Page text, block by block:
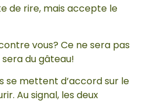
de rire, mais accepte le
vous? Ce ne sera pas
du gâteau!
se mettent d’accord sur le
Au signal, les deux